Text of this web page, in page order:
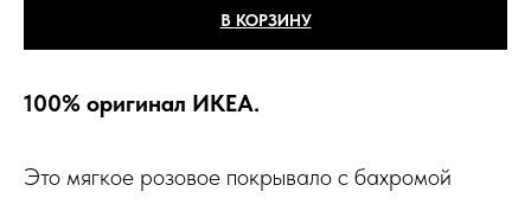
В КОРЗИНУ
100% оригинал ИКЕА.
Это мягкое розовое покрывало с бахромой